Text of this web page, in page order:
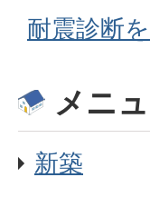
耐震診断
メニ
新築